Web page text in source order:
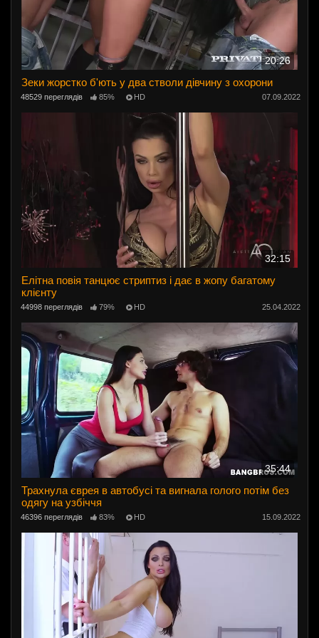
20:26
Зеки жорстко б'ють у два стволи дівчину з охорони
48529 переглядів 85% HD 07.09.2022
32:15
Елітна повія танцює стриптиз і дає в жопу багатому
клієнту
44998 переглядів 79% HD 25.04.2022
35:44
Трахнула єврея в автобусі та вигнала голого потім без
одягу на узбіччя
46396 переглядів 83% HD 15.09.2022